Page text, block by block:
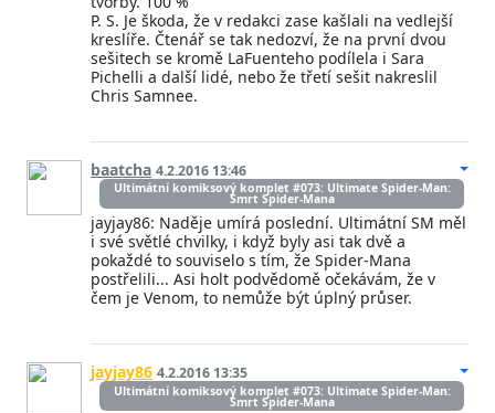
P. S. Je škoda, že v redakci zase kašlali na vedlejší
kreslíře. Čtenář se tak nedozví, že na první dvou
sešitech se kromě LaFuenteho podílela i Sara
Pichelli a další lidé, nebo že třetí sešit nakreslil
Chris Samnee.
baatcha 4.2.2016 13:46
Ultimátní komiksový komplet #073: Ultimate Spider-Man:
Smrt Spider-Mana
jayjay86: Naděje umírá poslední. Ultimátní SM měl
i své světlé chvilky, i když byly asi tak dvě a
pokaždé to souviselo s tím, že Spider-Mana
postřelili... Asi holt podvědomě očekávám, že v
čem je Venom, to nemůže být úplný průser.
jayjay86 4.2.2016 13:35
Ultimátní komiksový komplet #073: Ultimate Spider-Man:
Smrt Spider-Mana